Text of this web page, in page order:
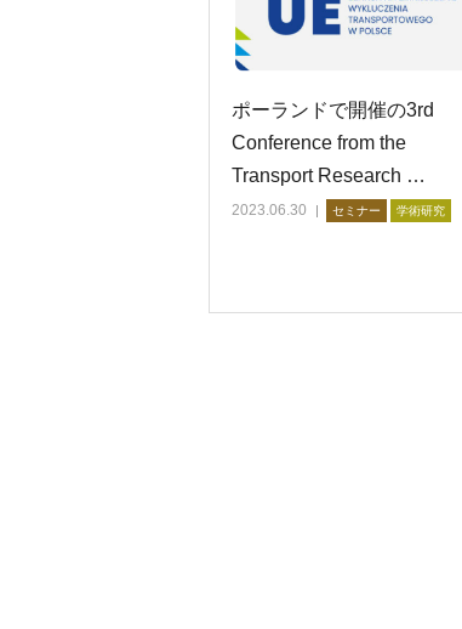
ポーランドで開催の3rd
Conference from the
Transport Research …
2023.06.30 セミナー 学術研究